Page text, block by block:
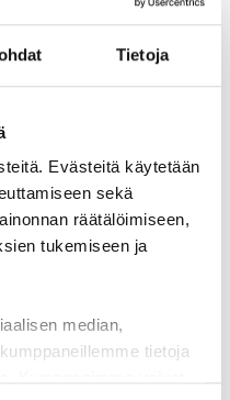
Tietoja
Evästeitä käytetään
sekä
räätälöimiseen,
tukemiseen ja
median,
tietoja
– ota rohkeasti